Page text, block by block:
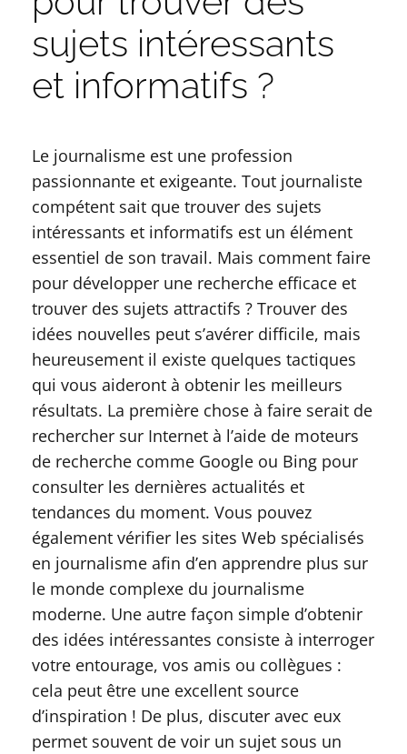
sujets intéressants
et informatifs ?
Le journalisme est une profession
passionnante et exigeante. Tout journaliste
compétent sait que trouver des sujets
intéressants et informatifs est un élément
essentiel de son travail. Mais comment faire
pour développer une recherche efficace et
trouver des sujets attractifs ? Trouver des
idées nouvelles peut s’avérer difficile, mais
heureusement il existe quelques tactiques
qui vous aideront à obtenir les meilleurs
résultats. La première chose à faire serait de
rechercher sur Internet à l’aide de moteurs
de recherche comme Google ou Bing pour
consulter les dernières actualités et
tendances du moment. Vous pouvez
également vérifier les sites Web spécialisés
en journalisme afin d’en apprendre plus sur
le monde complexe du journalisme
moderne. Une autre façon simple d’obtenir
des idées intéressantes consiste à interroger
votre entourage, vos amis ou collègues :
cela peut être une excellent source
d’inspiration ! De plus, discuter avec eux
permet souvent de voir un sujet sous un